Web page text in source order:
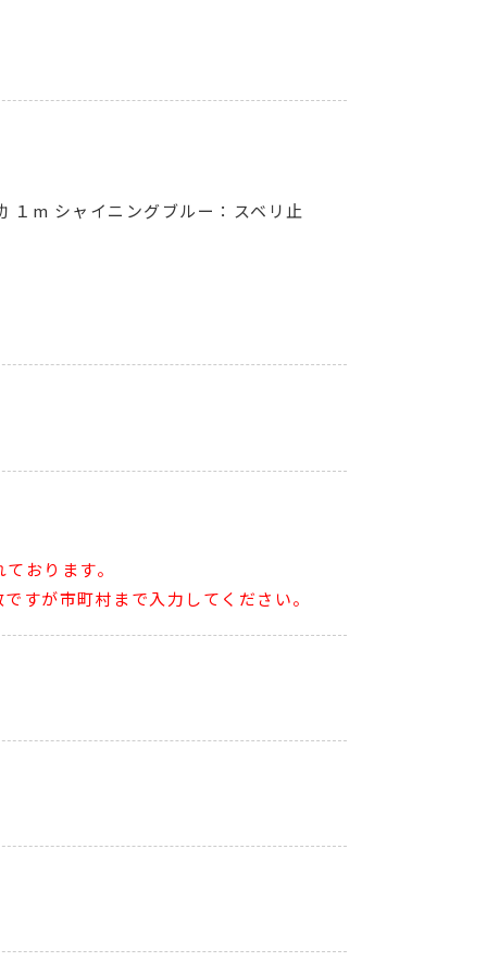
１m シャイニングブルー：スベリ止
おります。
すが市町村まで入力してください。